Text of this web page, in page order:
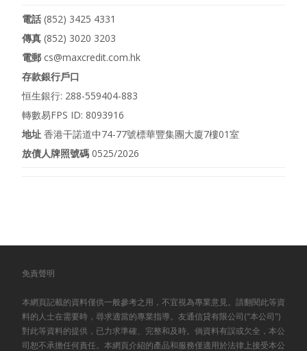
電話 (852) 3425 4331
傳真 (852) 3020 3203
電郵 cs@maxcredit.com.hk
存款銀行戶口
恒生銀行: 288-559404-883
轉數易FPS ID: 8093916
地址 香港干諾道中74-77號標華豐集團大廈7樓01室
放債人牌照號碼 0525/2026
免責聲明
本網頁記載的資料僅供一般參考之用，不宜視為專業意見。請翻閱此等資
料的人士在需要時，尋求適當的專業指導。友通信貸有限公司("本公司")
對此等資料的提供，已力求準確、完整和及時。倘資料有誤或欠全，本公
司恕不承擔任何責任。本網頁介紹的產品和服務僅適用於法律上接受本公